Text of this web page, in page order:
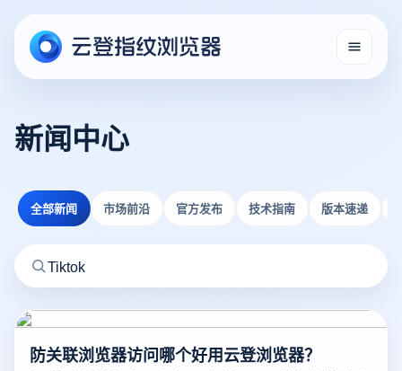
新闻中心
全部新闻 市场前沿 官方发布 技术指南 版本速递
防关联浏览器访问哪个好用云登浏览器？